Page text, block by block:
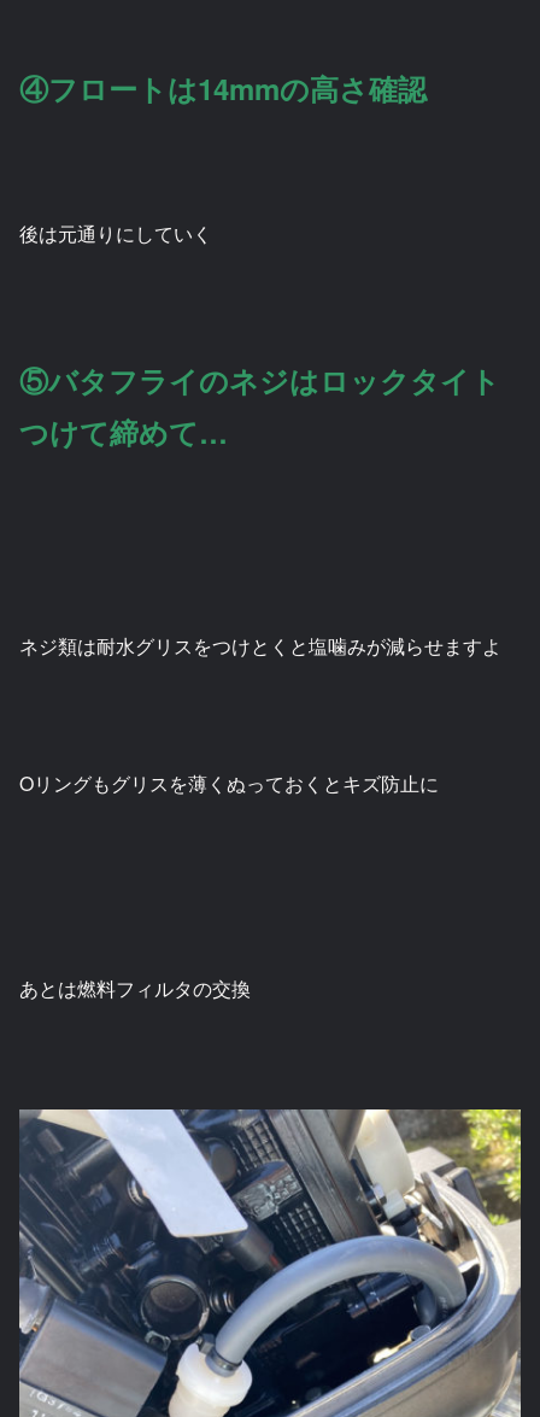
④フロートは14mmの高さ確認
後は元通りにしていく
⑤バタフライのネジはロックタイト
つけて締めて…
ネジ類は耐水グリスをつけとくと塩噛みが減らせますよ
Oリングもグリスを薄くぬっておくとキズ防止に
あとは燃料フィルタの交換